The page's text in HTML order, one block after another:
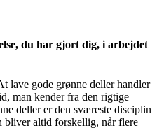
du har gjort dig, i arbejdet
lave gode grønne deller handler
man kender fra den rigtige
deller er den sværeste disciplin
bliver altid forskellig, når flere